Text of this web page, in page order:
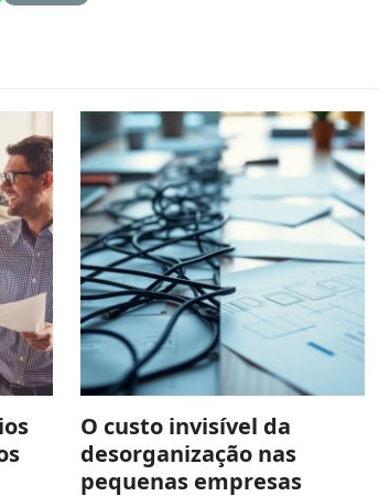
O custo invisível da
desorganização nas
pequenas empresas